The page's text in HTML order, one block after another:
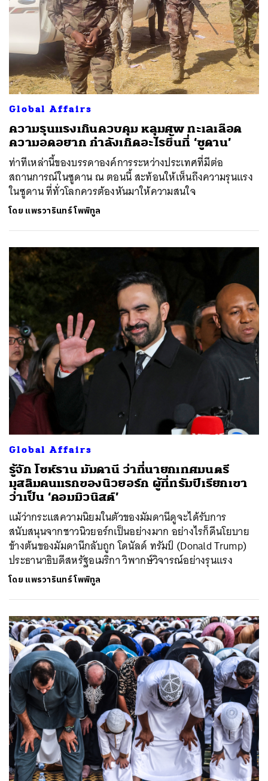
Global Affairs
ความรุนแรงเกินควบคุม หลุมศพ ทะเลเลือด
ความอดอยาก กำลังเกิดอะไรขึ้นที่ ‘ซูดาน’
ท่าทีเหล่านี้ของบรรดาองค์การระหว่างประเทศที่มีต่อ
สถานการณ์ในซูดาน ณ ตอนนี้ สะท้อนให้เห็นถึงความรุนแรง
ในซูดาน ที่ทั่วโลกควรต้องหันมาให้ความสนใจ
โดย แพรวารินทร์ โพพิทูล
Global Affairs
รู้จัก โซห์ราน มัมดานี ว่าที่นายกเทศมนตรี
มุสลิมคนแรกของนิวยอร์ก ผู้ที่ทรัมป์เรียกเขา
ว่าเป็น ‘คอมมิวนิสต์’
แม้ว่ากระแสความนิยมในตัวของมัมดานีดูจะได้รับการ
สนับสนุนจากชาวนิวยอร์กเป็นอย่างมาก อย่างไรก็ดีนโยบาย
ข้างต้นของมัมดานีกลับถูก โดนัลด์ ทรัมป์ (Donald Trump)
ประธานาธิบดีสหรัฐอเมริกา วิพากษ์วิจารณ์อย่างรุนแรง
โดย แพรวารินทร์ โพพิทูล